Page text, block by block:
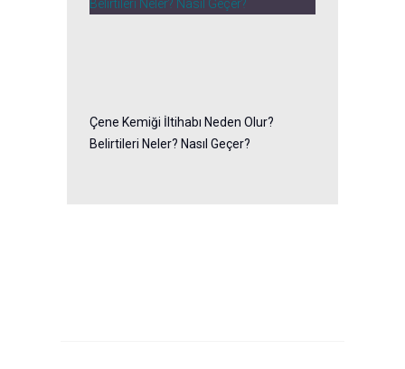
Çene Kemiği İltihabı Neden Olur?
Belirtileri Neler? Nasıl Geçer?